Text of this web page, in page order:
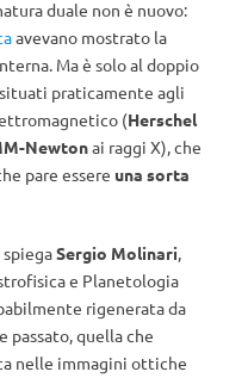
duale non è nuovo:
avevano mostrato la
Ma è solo al doppio
praticamente agli
(Herschel
Newtonai raggi X), che
pare essere una sorta
spiegaSergio Molinari,
e Planetologia
rigenerata da
passato, quella che
nelle immagini ottiche